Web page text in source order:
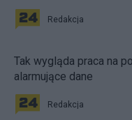
Redakcja
Tak wygląda praca na
alarmujące dane
Redakcja